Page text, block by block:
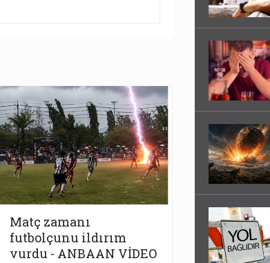
Matç zamanı
futbolçunu ildırım
vurdu - ANBAAN VİDEO